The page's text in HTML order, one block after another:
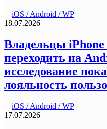
iOS / Android / WP
18.07.2026
Владельцы
переходить на
исследование
лояльность
iOS / Android / WP
17.07.2026